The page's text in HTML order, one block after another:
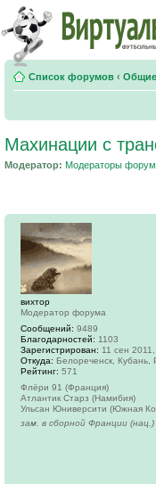
Список форумов ‹ Общие
Махинации с
Модератор: Модераторы
вихтор
Модератор форума
Сообщений: 9489
Благодарностей: 1103
Зарегистрирован: 11 сен
Откуда: Белореченск, Кубань,
Рейтинг: 571
Флёри 91 (Франция)
Атлантик Старз (Намибия)
Ульсан Юниверсити (Южная
зам. в сборной Франции (нац.)